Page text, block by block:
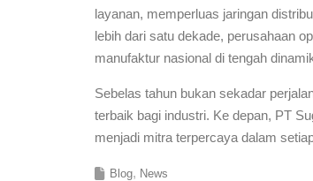
layanan, memperluas jaringan
lebih dari satu dekade, perusahaan
manufaktur nasional di tengah
Sebelas tahun bukan sekadar
terbaik bagi industri. Ke depan, PT
menjadi mitra terpercaya dalam
Blog News